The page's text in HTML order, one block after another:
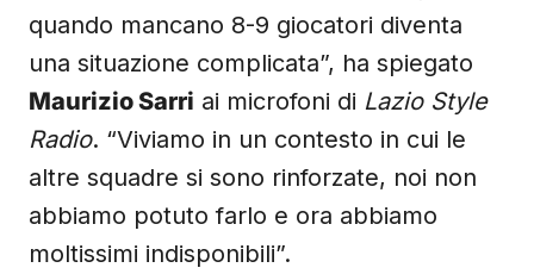
quando mancano 8-9 giocatori diventa
una situazione complicata”, ha spiegato
Maurizio Sarri ai microfoni di Lazio Style
Radio. “Viviamo in un contesto in cui le
altre squadre si sono rinforzate, noi non
abbiamo potuto farlo e ora abbiamo
moltissimi indisponibili”.